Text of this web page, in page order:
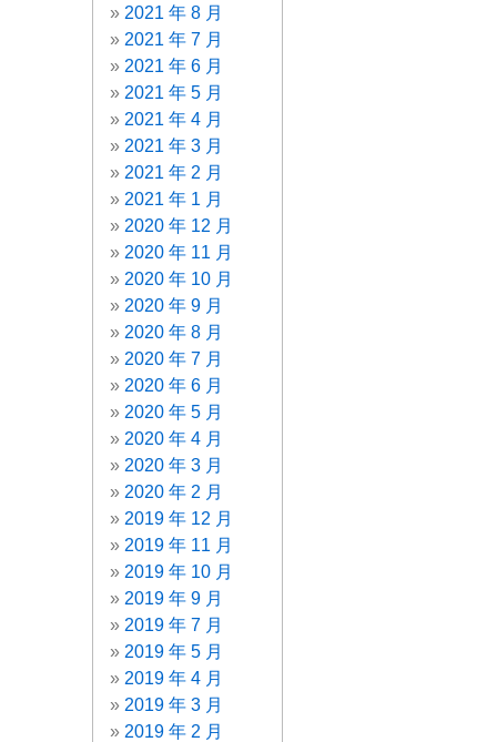
2021 年 8 月
2021 年 7 月
2021 年 6 月
2021 年 5 月
2021 年 4 月
2021 年 3 月
2021 年 2 月
2021 年 1 月
2020 年 12 月
2020 年 11 月
2020 年 10 月
2020 年 9 月
2020 年 8 月
2020 年 7 月
2020 年 6 月
2020 年 5 月
2020 年 4 月
2020 年 3 月
2020 年 2 月
2019 年 12 月
2019 年 11 月
2019 年 10 月
2019 年 9 月
2019 年 7 月
2019 年 5 月
2019 年 4 月
2019 年 3 月
2019 年 2 月